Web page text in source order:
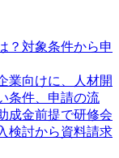
？対象条件から申
業向けに、人材開
条件、申請の流
成金前提で研修会
検討から資料請求